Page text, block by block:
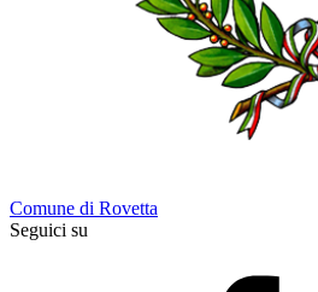
Comune di Rovetta
Seguici su